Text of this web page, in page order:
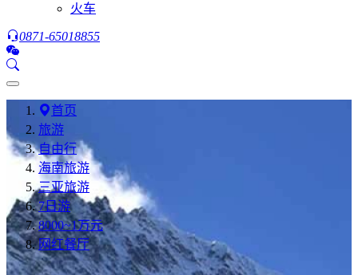
火车
0871-65018855
首页
旅游
自由行
海南旅游
三亚旅游
7日游
8000~1万元
网红餐厅